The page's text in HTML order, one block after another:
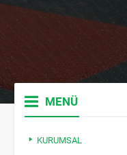
MENÜ
KURUMSAL